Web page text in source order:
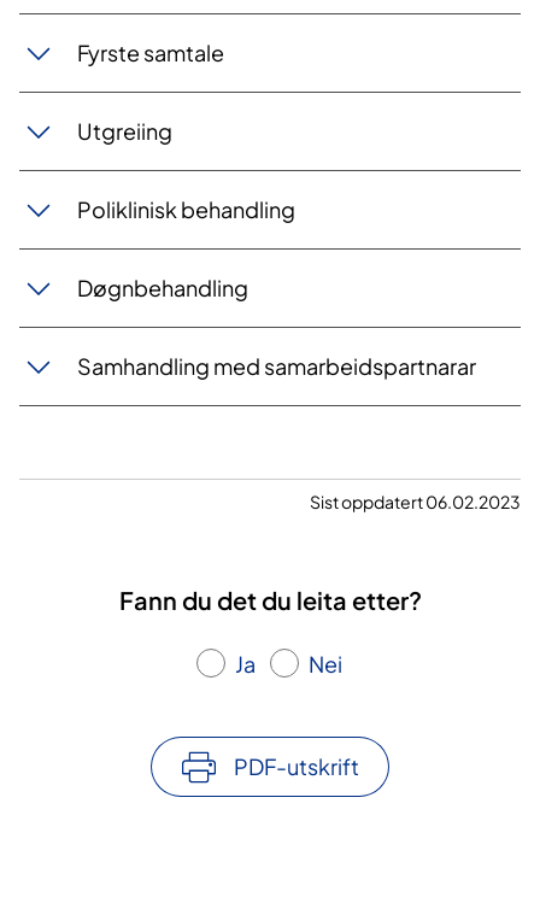
​Fyrste samtale
​Utgreiing
​Poliklinisk behandling
​Døgnbehandling
Samhandling med samarbeidspartnarar
Sist oppdatert 06.02.2023
Fann du det du leita etter?
Ja Nei
PDF-utskrift